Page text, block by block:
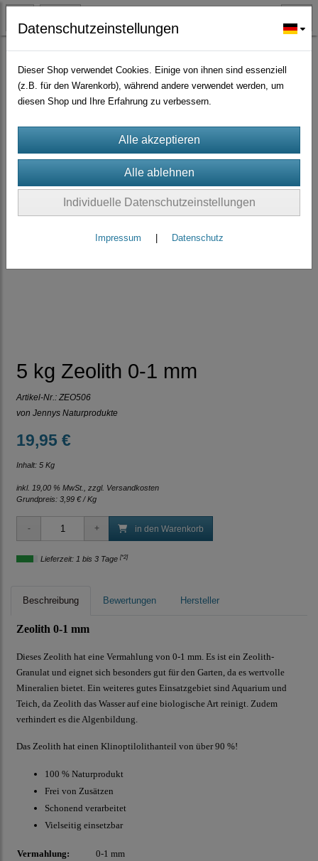
Zeolith-Bentonit-Dolomit Zeolith grobe Körnungen(6)
5 kg Zeolith 0-1 mm
Artikel-Nr.: ZEO506
von Jennys Naturprodukte
19,95 €
Inhalt: 5 Kg
inkl. 19,00 % MwSt., zzgl. Versandkosten
Grundpreis: 3,99 € / Kg
in den Warenkorb
Lieferzeit: 1 bis 3 Tage [*2]
Beschreibung Bewertungen Hersteller
Zeolith 0-1 mm
Dieses Zeolith hat eine Vermahlung von 0-1 mm. Es ist ein Zeolith-
Granulat und eignet sich besonders gut für den Garten, da es wertvolle
Mineralien bietet. Ein weiteres gutes Einsatzgebiet sind Aquarium und
Teich, da Zeolith das Wasser auf eine biologische Art reinigt. Zudem
verhindert es die Algenbildung.
Das Zeolith hat einen Klinoptilolithanteil von über 90 %!
100 % Naturprodukt
Frei von Zusätzen
Schonend verarbeitet
Vielseitig einsetzbar
Vermahlung: 0-1 mm
Datenschutzeinstellungen
Dieser Shop verwendet Cookies. Einige von ihnen sind essenziell
(z.B. für den Warenkorb), während andere verwendet werden, um
diesen Shop und Ihre Erfahrung zu verbessern.
Individuelle Datenschutzeinstellungen
Impressum Datenschutz